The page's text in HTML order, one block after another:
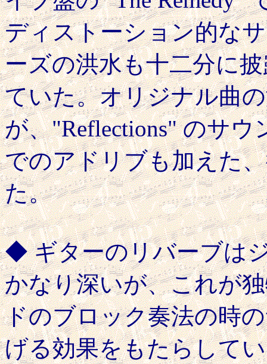
ディストーション的な
ーズの洪水も十二分に
ていた。オリジナル曲
が、"Reflections" のサウ
でのアドリブも加えた
た。
◆ ギターのリバーブは
かなり深いが、これが
ドのブロック奏法の時
げる効果をもたらして